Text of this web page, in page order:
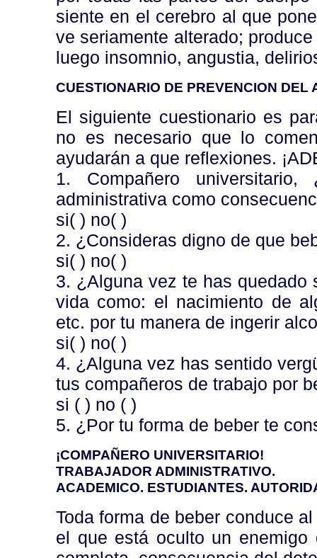
siente en el cerebro al que
ve seriamente alterado;
luego insomnio, angustia,
CUESTIONARIO DE PREVENCION DEL
El siguiente cuestionario es
no es necesario que lo
ayudarán a que reflexiones.
1. Compañero
administrativa como
si( ) no( )
2. ¿Consideras digno de que
si( ) no( )
3. ¿Alguna vez te has quedado
vida como: el nacimiento de
etc. por tu manera de ingerir
si( ) no( )
4. ¿Alguna vez has sentido
tus compañeros de trabajo por
si ( ) no ( )
5. ¿Por tu forma de beber te
¡COMPAÑERO UNIVERSITARIO!
TRABAJADOR ADMINISTRATIVO.
ACADEMICO. ESTUDIANTES.
Toda forma de beber conduce
el que está oculto un